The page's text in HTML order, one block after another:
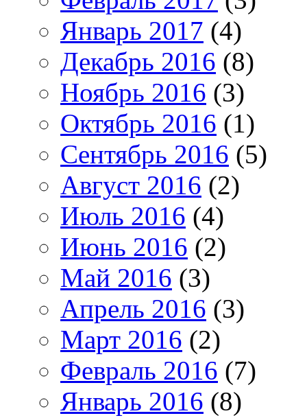
Январь 2017 (4)
Декабрь 2016 (8)
Ноябрь 2016 (3)
Октябрь 2016 (1)
Сентябрь 2016 (5)
Август 2016 (2)
Июль 2016 (4)
Июнь 2016 (2)
Май 2016 (3)
Апрель 2016 (3)
Март 2016 (2)
Февраль 2016 (7)
Январь 2016 (8)